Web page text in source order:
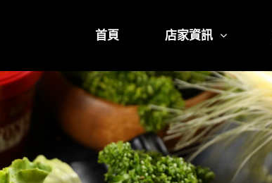
首頁 店家資訊